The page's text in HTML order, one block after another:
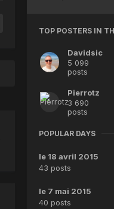
TOP POSTERS IN
Davidsic
5 099
posts
Pierrotz
3 690
posts
POPULAR DAYS
le 18 avril 2015
43 posts
le 7 mai 2015
40 posts